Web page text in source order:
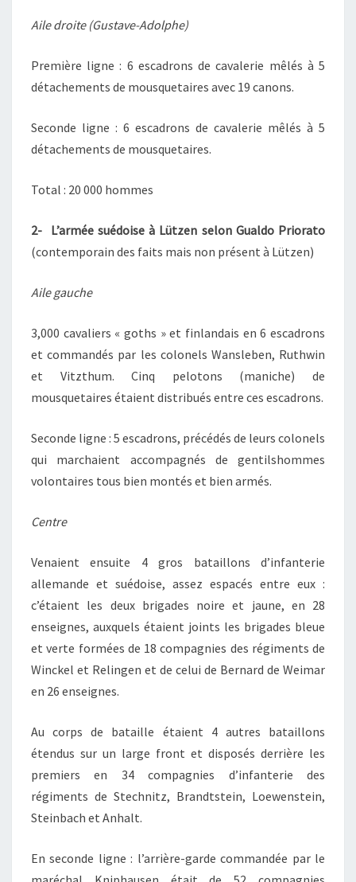
Aile droite (Gustave-Adolphe)
Première ligne : 6 escadrons de cavalerie mêlés à 5
détachements de mousquetaires avec 19 canons.
Seconde ligne : 6 escadrons de cavalerie mêlés à 5
détachements de mousquetaires.
Total : 20 000 hommes
2- L’armée suédoise à Lützen selon Gualdo Priorato
(contemporain des faits mais non présent à Lützen)
Aile gauche
3,000 cavaliers « goths » et finlandais en 6 escadrons
et commandés par les colonels Wansleben, Ruthwin
et Vitzthum. Cinq pelotons (maniche) de
mousquetaires étaient distribués entre ces escadrons.
Seconde ligne : 5 escadrons, précédés de leurs colonels
qui marchaient accompagnés de gentilshommes
volontaires tous bien montés et bien armés.
Centre
Venaient ensuite 4 gros bataillons d’infanterie
allemande et suédoise, assez espacés entre eux :
c’étaient les deux brigades noire et jaune, en 28
enseignes, auxquels étaient joints les brigades bleue
et verte formées de 18 compagnies des régiments de
Winckel et Relingen et de celui de Bernard de Weimar
en 26 enseignes.
Au corps de bataille étaient 4 autres bataillons
étendus sur un large front et disposés derrière les
premiers en 34 compagnies d’infanterie des
régiments de Stechnitz, Brandtstein, Loewenstein,
Steinbach et Anhalt.
En seconde ligne : l’arrière-garde commandée par le